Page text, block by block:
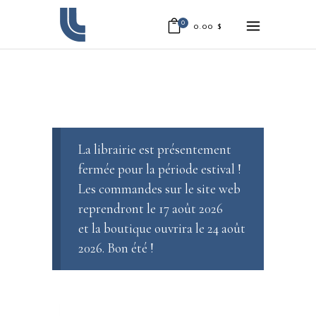
0 0.00 $
La librairie est présentement
fermée pour la période estival !
Les commandes sur le site web
reprendront le 17 août 2026
et la boutique ouvrira le 24 août
2026. Bon été !